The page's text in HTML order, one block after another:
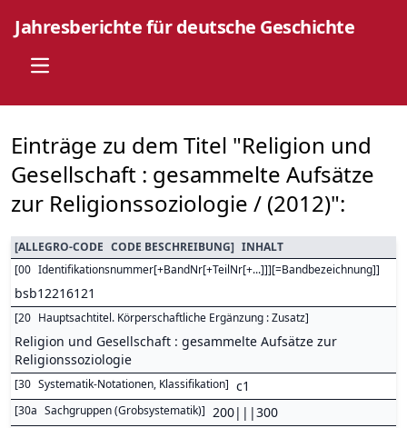
Jahresberichte für deutsche Geschichte
Open main menu
Einträge zu dem Titel "Religion und
Gesellschaft : gesammelte Aufsätze
zur Religionssoziologie / (2012)":
[ALLEGRO-CODE CODE BESCHREIBUNG] INHALT
[00 Identifikationsnummer[+BandNr[+TeilNr[+...]]][=Bandbezeichnung]]
bsb12216121
[20 Hauptsachtitel. Körperschaftliche Ergänzung : Zusatz]
Religion und Gesellschaft : gesammelte Aufsätze zur
Religionssoziologie
[30 Systematik-Notationen, Klassifikation] c1
[30a Sachgruppen (Grobsystematik)] 200|||300